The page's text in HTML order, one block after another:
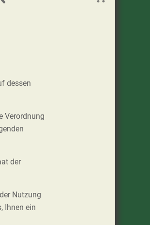
dessen
Verordnung
der
Nutzung
Ihnen ein